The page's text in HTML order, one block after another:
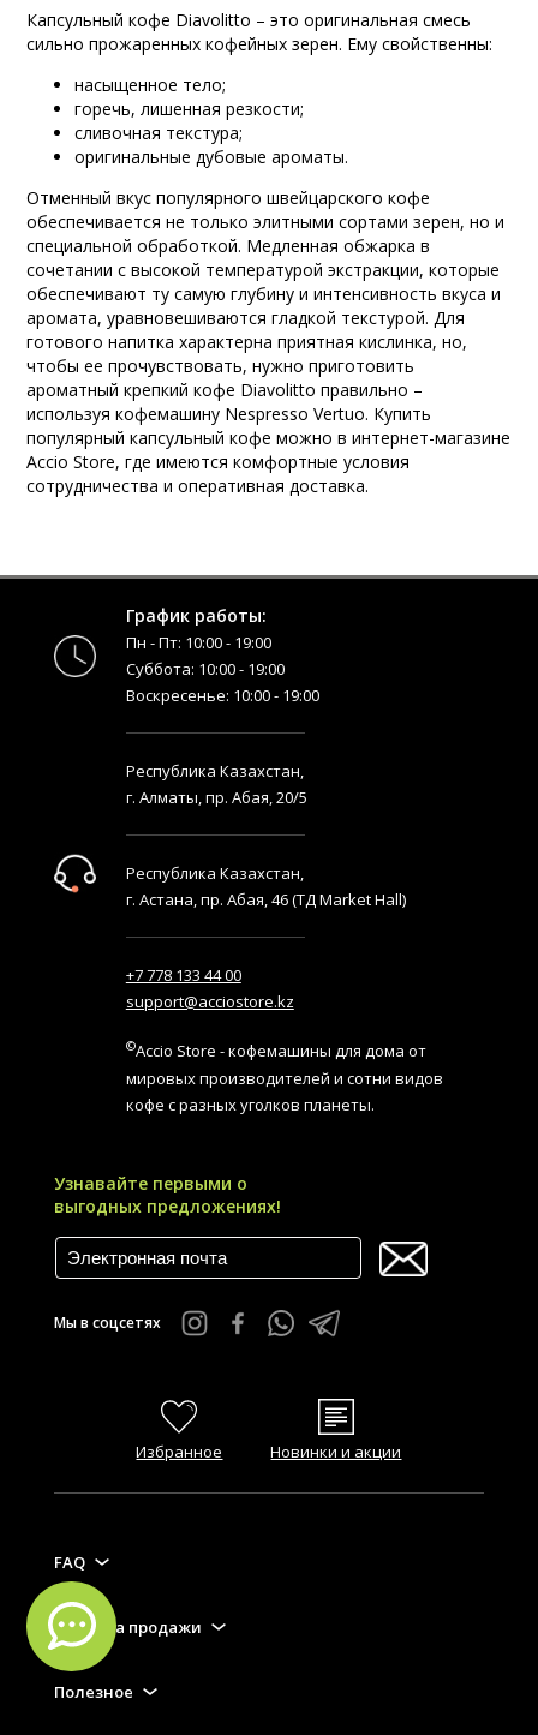
Капсульный кофе Diavоlitto – это оригинальная смесь
сильно прожаренных кофейных зерен. Ему свойственны:
насыщенное тело;
горечь, лишенная резкости;
сливочная текстура;
оригинальные дубовые ароматы.
Отменный вкус популярного швейцарского кофе
обеспечивается не только элитными сортами зерен, но и
специальной обработкой. Медленная обжарка в
сочетании с высокой температурой экстракции, которые
обеспечивают ту самую глубину и интенсивность вкуса и
аромата, уравновешиваются гладкой текстурой. Для
готового напитка характерна приятная кислинка, но,
чтобы ее прочувствовать, нужно приготовить
ароматный крепкий кофе Diavоlitto правильно –
используя кофемашину Nespresso Vertuo. Купить
популярный капсульный кофе можно в интернет-магазине
Accio Store, где имеются комфортные условия
сотрудничества и оперативная доставка.
График работы:
Пн - Пт: 10:00 - 19:00
Суббота: 10:00 - 19:00
Воскресенье: 10:00 - 19:00
Республика Казахстан,
г. Алматы, пр. Абая, 20/5
Республика Казахстан,
г. Астана, пр. Абая, 46 (ТД Market Hall)
+7 778 133 44 00
support@acciostore.kz
©Accio Store - кофемашины для дома от
мировых производителей и сотни видов
кофе с разных уголков планеты.
Узнавайте первыми о
выгодных предложениях!
Мы в соцсетях
Избранное Новинки и акции
FAQ
Правила продажи
Полезное